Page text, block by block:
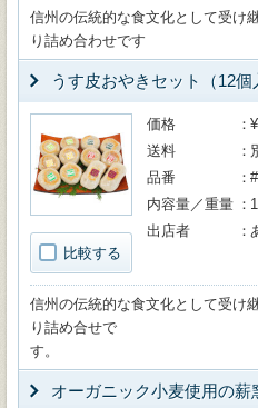
信州の伝統的な食文化として受け
り詰め合わせです
うす皮おやきセット（12個
比較する
価格
送料
品番
内容量／重量
出店者
信州の伝統的な食文化として受け
り詰め合せで
オーガニック小麦使用の薪